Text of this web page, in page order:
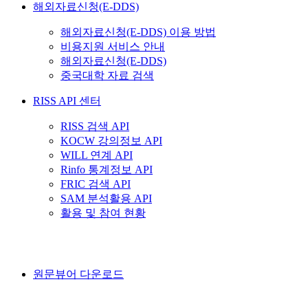
해외자료신청(E-DDS)
해외자료신청(E-DDS) 이용 방법
비용지원 서비스 안내
해외자료신청(E-DDS)
중국대학 자료 검색
RISS API 센터
RISS 검색 API
KOCW 강의정보 API
WILL 연계 API
Rinfo 통계정보 API
FRIC 검색 API
SAM 분석활용 API
활용 및 참여 현황
원문뷰어 다운로드